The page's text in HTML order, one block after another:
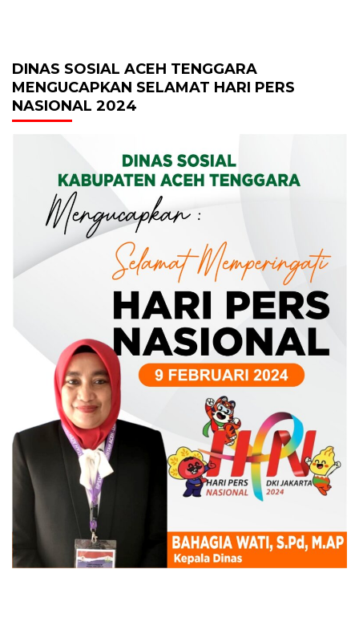
DINAS SOSIAL ACEH TENGGARA
MENGUCAPKAN SELAMAT HARI PERS
NASIONAL 2024